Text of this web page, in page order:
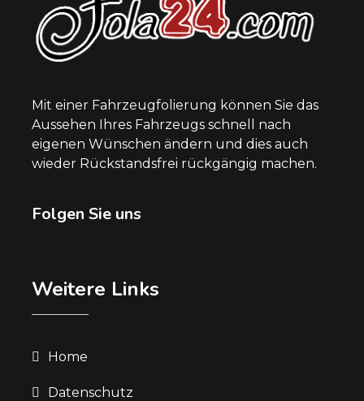
Mit einer Fahrzeugfolierung können Sie das
Aussehen Ihres Fahrzeugs schnell nach
eigenen Wünschen ändern und dies auch
wieder Rückstandsfrei rückgängig machen.
Folgen Sie uns
Weitere Links
Home
Datenschutz